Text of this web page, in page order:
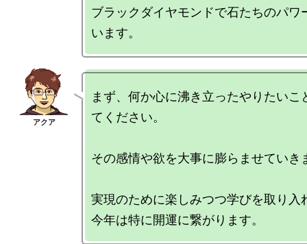
ブラックダイヤモンドで石たちのパワ
まず、何か心に沸き立ったやりたいこ
てください。
その感情や欲を大事に膨らませていき
実現のために楽しみつつ学びを取り入